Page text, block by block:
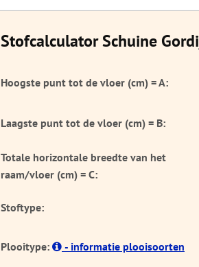
Stofcalculator Schuine
Hoogste punt tot de vloer (cm) = A:
Laagste punt tot de vloer (cm) = B:
Totale horizontale breedte van het
raam/vloer (cm) = C:
Stoftype:
Plooitype: - informatie plooisoorten